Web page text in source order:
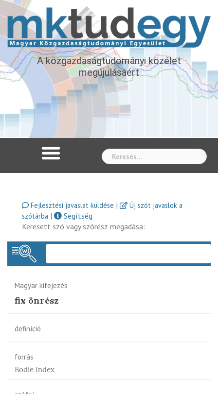
A közgazdaságtudományi közélet
megújulásáért
Fejlesztési javaslat küldése |
Új szót javaslok a
szótárba |
Segítség
Keresett szó vagy szórész megadása:
Magyar kifejezés
fix önrész
definíció
forrás
Bodie Index